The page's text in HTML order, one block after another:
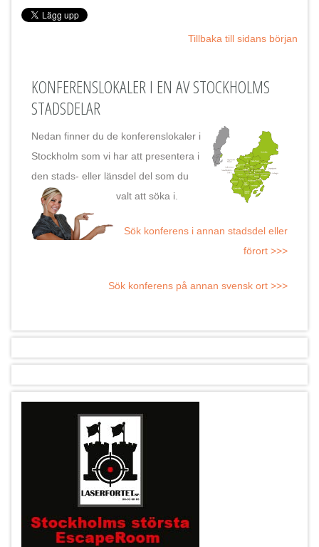
Tillbaka till sidans början
KONFERENSLOKALER I EN AV STOCKHOLMS
STADSDELAR
Nedan finner du de konferenslokaler i
Stockholm som vi har att presentera i
den stads- eller länsdel del som du
valt att söka i.
Sök konferens i annan stadsdel eller
förort >>>
Sök konferens på annan svensk ort >>>